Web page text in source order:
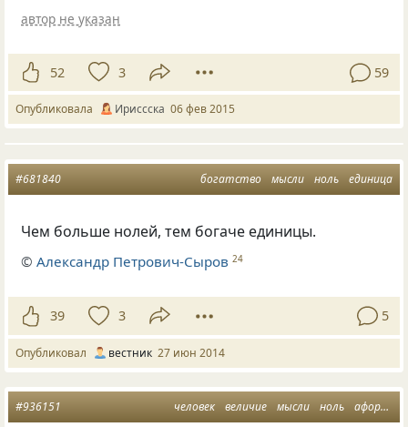
автор не указан
52 3 59
Опубликовала Ириссска 06 фев 2015
богатство мысли ноль единица
#681840
Чем больше нолей, тем богаче единицы.
©Александр Петрович-Сыров 24
39 3 5
Опубликовал вестник 27 июн 2014
человек величие мысли ноль афоризмусы
#936151